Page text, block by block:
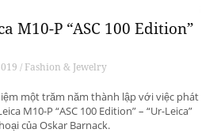
M10-P “ASC 100 Edition”
/ Fashion & Jewelry
một trăm năm thành lập với việc phát
M10-P “ASC 100 Edition” – “Ur-Leica”
của Oskar Barnack.